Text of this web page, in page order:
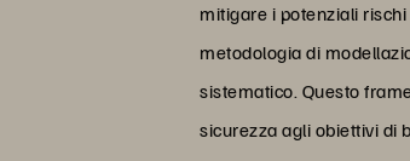
mitigare i potenziali
metodologia di
sistematico. Questo
sicurezza agli obiettivi di